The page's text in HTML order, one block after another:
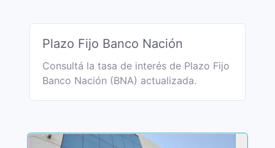
Plazo Fijo Banco Nación
Consultá la tasa de interés de Plazo Fijo
Banco Nación (BNA) actualizada.